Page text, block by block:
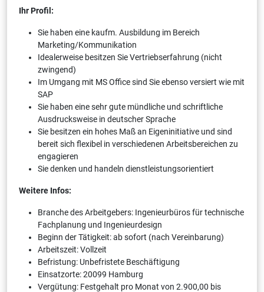
Ihr Profil:
Sie haben eine kaufm. Ausbildung im Bereich
Marketing/Kommunikation
Idealerweise besitzen Sie Vertriebserfahrung (nicht
zwingend)
Im Umgang mit MS Office sind Sie ebenso versiert wie mit
SAP
Sie haben eine sehr gute mündliche und schriftliche
Ausdrucksweise in deutscher Sprache
Sie besitzen ein hohes Maß an Eigeninitiative und sind
bereit sich flexibel in verschiedenen Arbeitsbereichen zu
engagieren
Sie denken und handeln dienstleistungsorientiert
Weitere Infos:
Branche des Arbeitgebers: Ingenieurbüros für technische
Fachplanung und Ingenieurdesign
Beginn der Tätigkeit: ab sofort (nach Vereinbarung)
Arbeitszeit: Vollzeit
Befristung: Unbefristete Beschäftigung
Einsatzorte: 20099 Hamburg
Vergütung: Festgehalt pro Monat von 2.900,00 bis